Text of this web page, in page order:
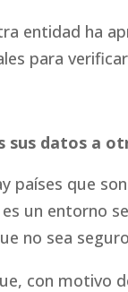
entidad ha
para
sus datos a
países que
es un entorno
no sea
con motivo